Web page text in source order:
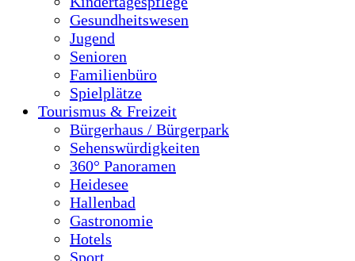
Gesundheitswesen
Jugend
Senioren
Familienbüro
Spielplätze
Tourismus & Freizeit
Bürgerhaus / Bürgerpark
Sehenswürdigkeiten
360° Panoramen
Heidesee
Hallenbad
Gastronomie
Hotels
Sport